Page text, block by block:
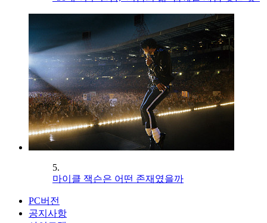
5.
마이클 잭슨은 어떤 존재였을까
PC버전
공지사항